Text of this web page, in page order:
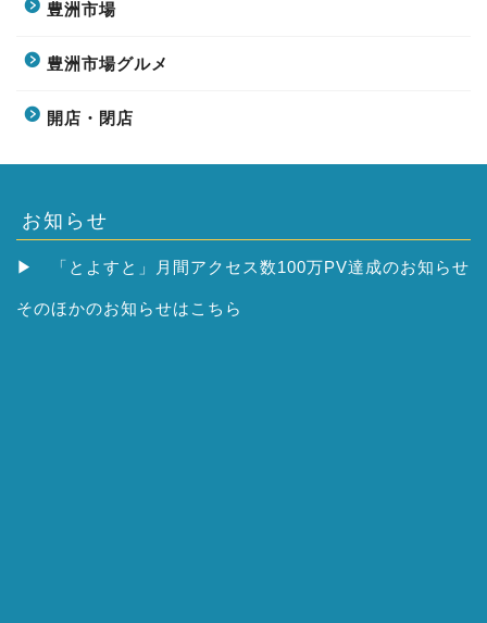
豊洲市場
豊洲市場グルメ
開店・閉店
お知らせ
▶ 「とよすと」月間アクセス数100万PV達成のお知らせ
そのほかのお知らせはこちら